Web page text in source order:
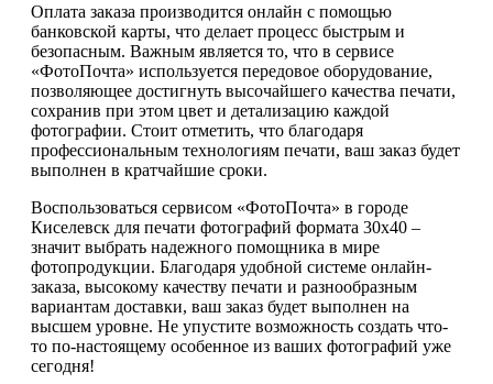
Оплата заказа производится онлайн с помощью
банковской карты, что делает процесс быстрым и
безопасным. Важным является то, что в сервисе
«ФотоПочта» используется передовое оборудование,
позволяющее достигнуть высочайшего качества печати,
сохранив при этом цвет и детализацию каждой
фотографии. Стоит отметить, что благодаря
профессиональным технологиям печати, ваш заказ будет
выполнен в кратчайшие сроки.
Воспользоваться сервисом «ФотоПочта» в городе
Киселевск для печати фотографий формата 30х40 –
значит выбрать надежного помощника в мире
фотопродукции. Благодаря удобной системе онлайн-
заказа, высокому качеству печати и разнообразным
вариантам доставки, ваш заказ будет выполнен на
высшем уровне. Не упустите возможность создать что-
то по-настоящему особенное из ваших фотографий уже
сегодня!